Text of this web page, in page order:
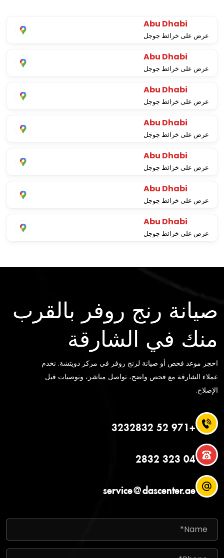
Abu Dhabi
عرض على خرائط جوجل
Abu Dhabi
عرض على خرائط جوجل
Abu Dhabi
عرض على خرائط جوجل
Abu Dhabi
عرض على خرائط جوجل
Abu Dhabi
عرض على خرائط جوجل
Abu Dhabi
عرض على خرائط جوجل
Abu Dhabi
عرض على خرائط جوجل
صيانة رنج روفر بالقرب
منك في الشارقة
احجز موعد فحص أو صيانة لرنج روفر في مركز دويتشة. نخدم
عملاء الشارقة مع فحص واضح، تواصل مباشر، وتوصيات قبل
الإصلاح.
+971 52 3232832
04 323 2832
service@dascenter.ae